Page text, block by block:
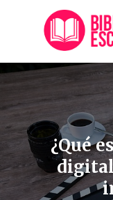
¿Qué
digital